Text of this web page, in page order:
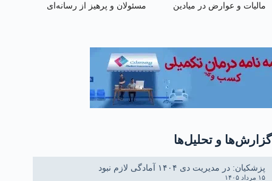
مالیات و عوارض در میادین
مسئولان و پرهیز از رسانه‌ای
گزارش‌ها و تحلیل‌ها
پزشکیان: در مدیریت دی ۱۴۰۴ آمادگی لازم نبود
۱۵ مرداد ۱۴۰۵